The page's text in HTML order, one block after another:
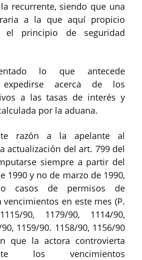
recurrente, siendo que una
a la que aquí propicio
el principio de seguridad
lo que antecede
expedirse acerca de los
a las tasas de interés y
por la aduana.
razón a la apelante al
actualización del art. 799 del
siempre a partir del
1990 y no de marzo de 1990,
casos de permisos de
en este mes (P.
90, 1179/90, 1114/90,
1159/90. 1158/90, 1156/90
que la actora controvierta
los vencimientos